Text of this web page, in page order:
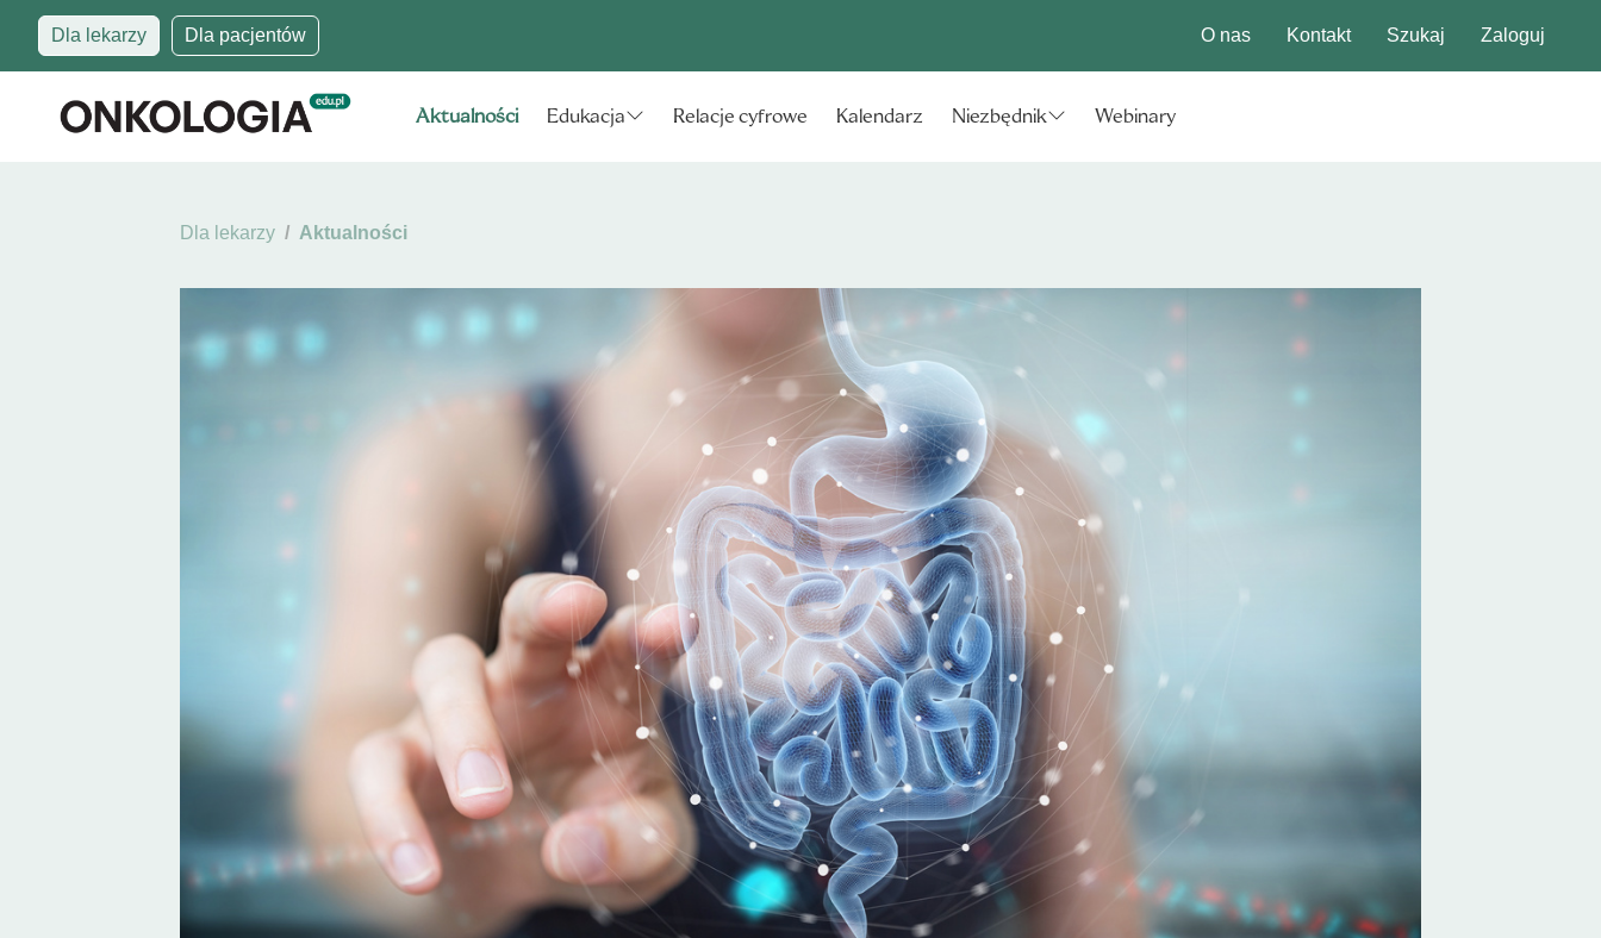
Dla lekarzy Dla pacjentów O nas Kontakt Szukaj Zaloguj
Aktualności Edukacja Relacje cyfrowe Kalendarz Niezbędnik Webinary
Dla lekarzy Aktualności